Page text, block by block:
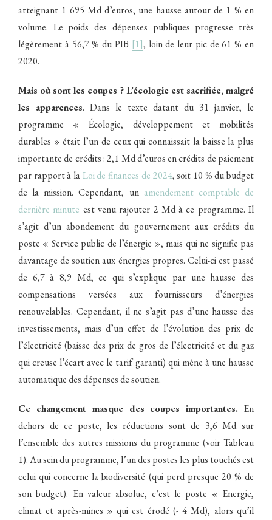
atteignant 1 695 Md d’euros, une hausse autour de 1 % en
volume. Le poids des dépenses publiques progresse très
légèrement à 56,7 % du PIB [1], loin de leur pic de 61 % en
2020.
Mais où sont les coupes ? L’écologie est sacrifiée, malgré
les apparences. Dans le texte datant du 31 janvier, le
programme « Écologie, développement et mobilités
durables » était l’un de ceux qui connaissait la baisse la plus
importante de crédits : 2,1 Md d’euros en crédits de paiement
par rapport à laLoi de finances de 2024, soit 10 % du budget
de la mission. Cependant, un amendement comptable de
dernière minute est venu rajouter 2 Md à ce programme. Il
s’agit d’un abondement du gouvernement aux crédits du
poste « Service public de l’énergie », mais qui ne signifie pas
davantage de soutien aux énergies propres. Celui-ci est passé
de 6,7 à 8,9 Md, ce qui s’explique par une hausse des
compensations versées aux fournisseurs d’énergies
renouvelables. Cependant, il ne s’agit pas d’une hausse des
investissements, mais d’un effet de l’évolution des prix de
l’électricité (baisse des prix de gros de l’électricité et du gaz
qui creuse l’écart avec le tarif garanti) qui mène à une hausse
automatique des dépenses de soutien.
Ce changement masque des coupes importantes. En
dehors de ce poste, les réductions sont de 3,6 Md sur
l’ensemble des autres missions du programme (voir Tableau
1). Au sein du programme, l’un des postes les plus touchés est
celui qui concerne la biodiversité (qui perd presque 20 % de
son budget). En valeur absolue, c’est le poste « Energie,
climat et après-mines » qui est érodé (- 4 Md), alors qu’il